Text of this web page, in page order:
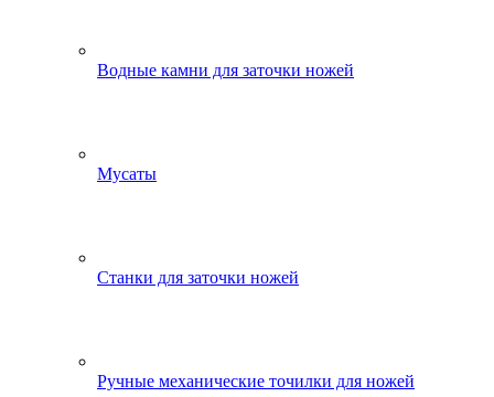
Водные камни для заточки ножей
Мусаты
Станки для заточки ножей
Ручные механические точилки для ножей